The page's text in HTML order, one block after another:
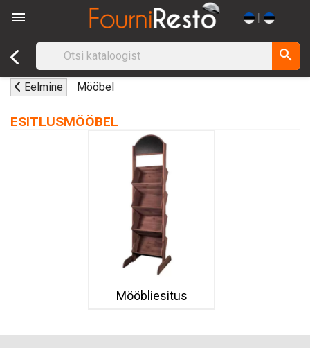
 |
search
Eelmine Mööbel
ESITLUSMÖÖBEL
Mööbliesitus